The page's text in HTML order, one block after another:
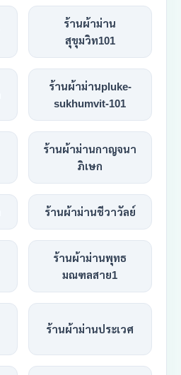
ร้านผ้าม่าน
สุขุมวิท101
ร้านผ้าม่านpluke-
sukhumvit-101
ร้านผ้าม่านกาญจนา
ภิเษก
ร้านผ้าม่านชีวาวัลย์
ร้านผ้าม่านพุทธ
มณฑลสาย1
ร้านผ้าม่านประเวศ